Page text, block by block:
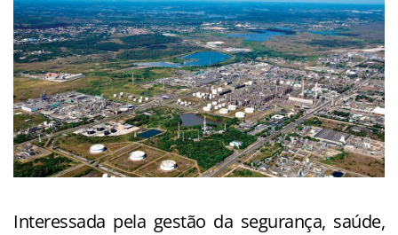
Interessada pela gestão da segurança, saúde,